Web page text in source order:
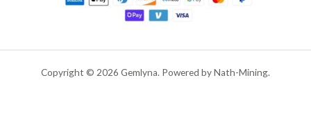
Copyright © 2026 Gemlyna. Powered by Nath-Mining.